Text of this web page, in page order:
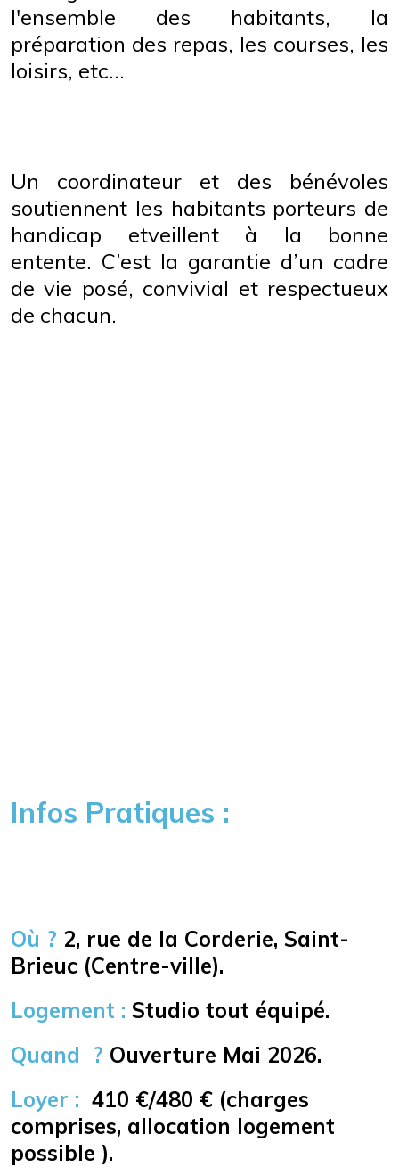
l'ensemble des habitants, la
préparation des repas, les courses, les
loisirs, etc...
Un coordinateur et des bénévoles
soutiennent les habitants porteurs de
handicap etveillent à la bonne
entente. C’est la garantie d’un cadre
de vie posé, convivial et respectueux
de chacun.
Infos Pratiques :
Où ? 2, rue de la Corderie, Saint-
Brieuc (Centre-ville).
Logement : Studio tout équipé.
Quand ? Ouverture Mai 2026.
Loyer : 410 €/480 € (charges
comprises, allocation logement
possible ).